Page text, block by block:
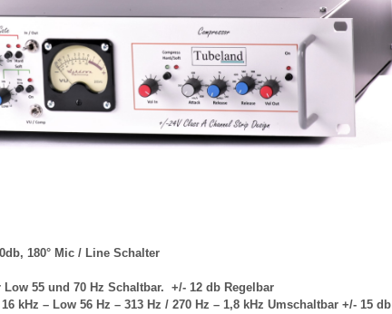
180° Mic / Line Schalter
55 und 70 Hz Schaltbar. +/- 12 db Regelbar
kHz – Low 56 Hz – 313 Hz / 270 Hz – 1,8 kHz Umschaltbar +/- 15 db